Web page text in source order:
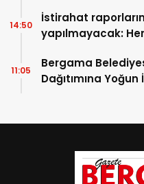
İstirahat
yapılmayacak:
14:50
Bergama
Dağıtımına Yoğun
11:05